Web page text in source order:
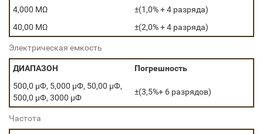
4,000 МΩ
±(1,0% + 4 разряда)
40,00 МΩ
±(2,0% + 4 разряда)
Электрическая емкость
ДИАПАЗОН
Погрешность
500,0 μФ, 5,000 μФ, 50,00 μФ,
500,0 μФ, 3000 μФ
±(3,5%+ 6 разрядов)
Частота